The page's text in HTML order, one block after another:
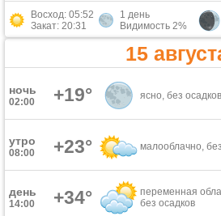
Восход: 05:52
Закат: 20:31
1 день
Видимость 2%
15
ночь
02:00 +19° ясно, без осадков
утро
08:00 +23° малооблачно,
день
14:00 +34°
переменная
без осадков